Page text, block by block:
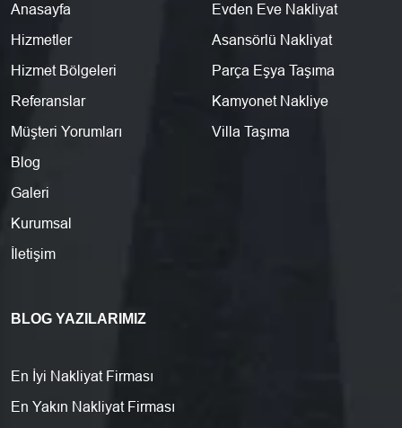
Anasayfa
Hizmetler
Hizmet Bölgeleri
Referanslar
Müşteri Yorumları
Blog
Galeri
Kurumsal
İletişim
Evden Eve Nakliyat
Asansörlü Nakliyat
Parça Eşya Taşıma
Kamyonet Nakliye
Villa Taşıma
BLOG YAZILARIMIZ
En İyi Nakliyat Firması
En Yakın Nakliyat Firması